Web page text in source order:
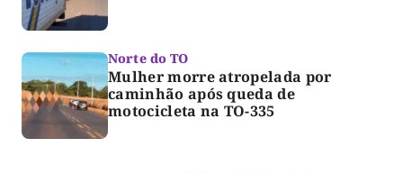
Norte do TO
Mulher morre atropelada por
caminhão após queda de
motocicleta na TO-335